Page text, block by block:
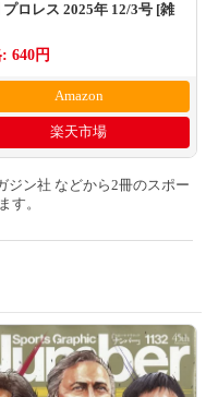
プロレス 2025年 12/3号 [雑
640円
Amazon
楽天市場
ジン社 などから2冊のスポー
す。